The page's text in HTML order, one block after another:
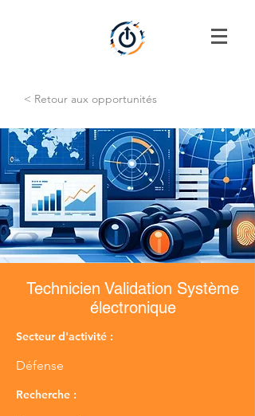
< Retour aux opportunités
Technicien Validation Système
électronique
Secteur d'activité :
Défense
Recherche :